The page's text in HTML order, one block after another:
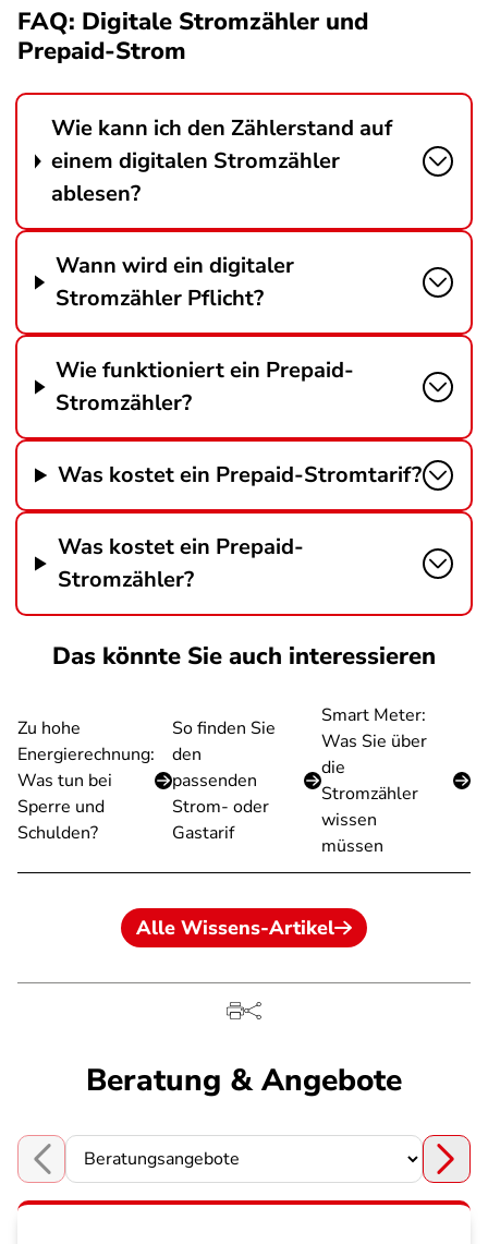
FAQ: Digitale Stromzähler und
Prepaid-Strom
Wie kann ich den Zählerstand auf
einem digitalen Stromzähler
ablesen?
Wann wird ein digitaler
Stromzähler Pflicht?
Wie funktioniert ein Prepaid-
Stromzähler?
Was kostet ein Prepaid-Stromtarif?
Was kostet ein Prepaid-
Stromzähler?
Das könnte Sie auch interessieren
Zu hohe
Energierechnung:
Was tun bei
Sperre und
Schulden?
So finden Sie
den
passenden
Strom- oder
Gastarif
Smart Meter:
Was Sie über
die
Stromzähler
wissen
müssen
Alle Wissens-Artikel
Beratung & Angebote
Choose a section